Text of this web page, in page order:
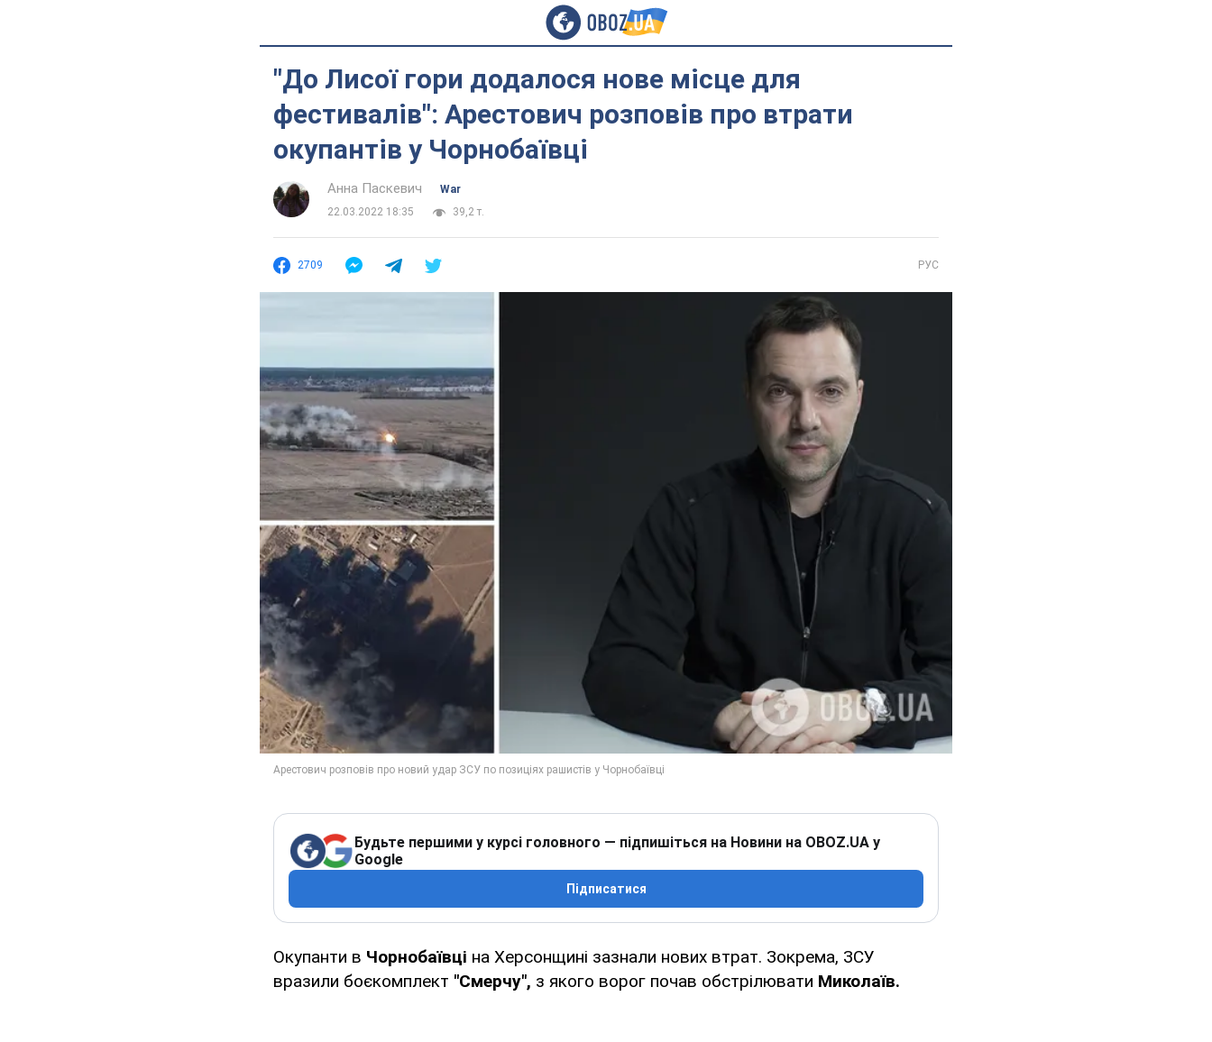
"До Лисої гори додалося нове місце для
фестивалів": Арестович розповів про втрати
окупантів у Чорнобаївці
Анна Паскевич
War
22.03.2022 18:35
39,2 т.
2709 РУС
Будьте першими у курсі головного — підпишіться на Новини на OBOZ.UA у
Google
Підписатися
Окупанти в Чорнобаївці на Херсонщині зазнали нових втрат. Зокрема, ЗСУ
вразили боєкомплект "Смерчу", з якого ворог почав обстрілювати Миколаїв.